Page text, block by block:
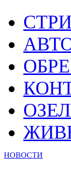
НОВОСТИ